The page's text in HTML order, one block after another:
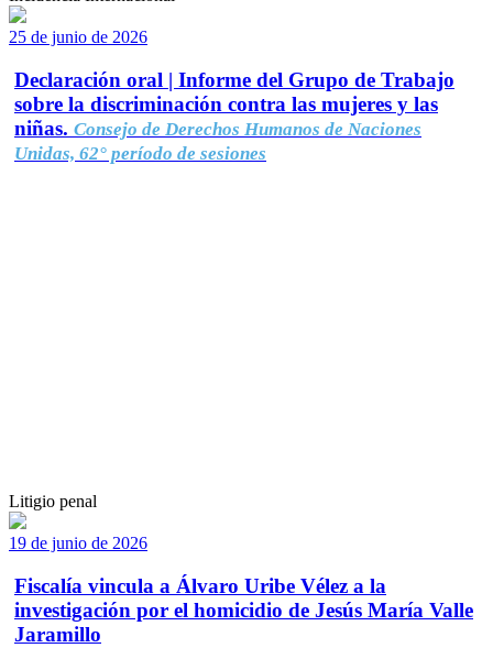
25 de junio de 2026
Declaración oral | Informe del Grupo de Trabajo
sobre la discriminación contra las mujeres y las
niñas. Consejo de Derechos Humanos de Naciones
Unidas, 62° período de sesiones
Litigio penal
19 de junio de 2026
Fiscalía vincula a Álvaro Uribe Vélez a la
investigación por el homicidio de Jesús María Valle
Jaramillo